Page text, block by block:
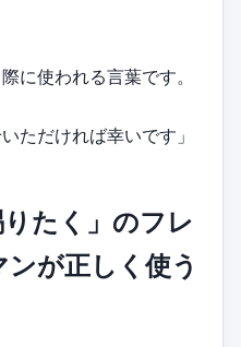
に使われる言葉です。
ただければ幸いです」
りたく」のフレ
が正しく使う